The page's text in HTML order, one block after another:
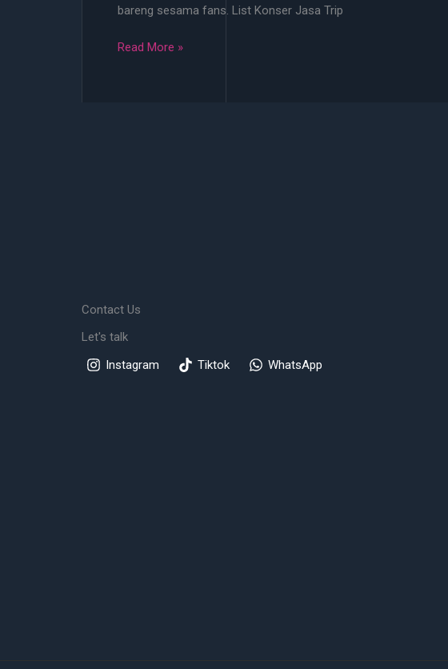
Ribu
bareng sesama fans. List Konser Jasa Trip
Jasa
Read More »
Contact Us
Let's talk
Instagram
Tiktok WhatsApp